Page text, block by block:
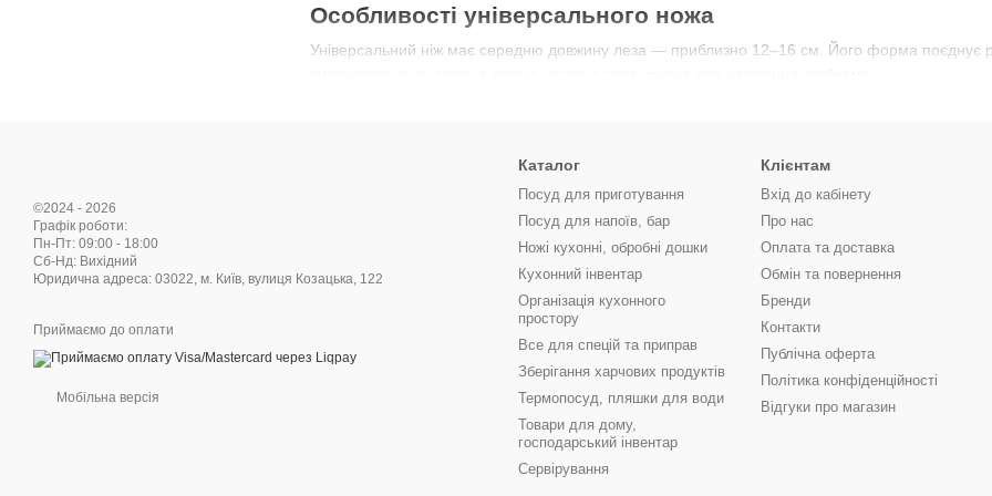
Особливості універсального ножа
Універсальний ніж має середню довжину леза — приблизно 12–16 см. Його форма поєднує
довговічність. У преміальних моделях леза додатково полірують, що знижує прилипання
Руків’я універсального ножа має анатомічну форму, завдяки чому зручно лежить у руці.
антиковзне покриття гарантує безпеку.
Для яких завдань підходять універсальні ножі
Нарізання овочів і фруктів для салатів.
Порціонування м’яса та риби.
Робота з сирами, ковбасними виробами.
Швидке подрібнення зелені.
Чому варто обрати універсальний ніж
©2024 - 2026
Графік роботи:
Пн-Пт: 09:00 - 18:00
Cб-Нд: Вихідний
Юридична адреса: 03022, м. Київ, вулиця Козацька, 122
Приймаємо до оплати
Мобільна версія
Каталог
Посуд для приготування
Посуд для напоїв, бар
Ножі кухонні, обробні дошки
Кухонний інвентар
Організація кухонного
простору
Все для спецій та приправ
Зберігання харчових продуктів
Термопосуд, пляшки для води
Товари для дому,
господарський інвентар
Сервірування
Клієнтам
Вхід до кабінету
Про нас
Оплата та доставка
Обмін та повернення
Бренди
Контакти
Публічна оферта
Політика конфіденційності
Відгуки про магазин